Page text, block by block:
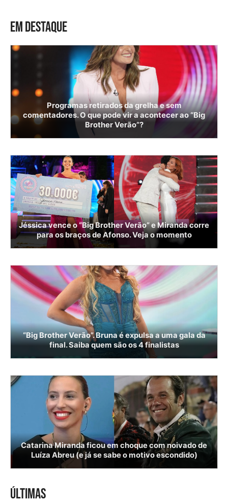
EM DESTAQUE
Programas retirados da grelha e sem
comentadores. O que pode vir a acontecer ao “Big
Brother Verão”?
Jéssica vence o “Big Brother Verão” e Miranda corre
para os braços de Afonso. Veja o momento
“Big Brother Verão”. Bruna é expulsa a uma gala da
final. Saiba quem são os 4 finalistas
Catarina Miranda ficou em choque com noivado de
Luíza Abreu (e já se sabe o motivo escondido)
ÚLTIMAS